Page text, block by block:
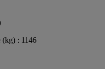
(kg) : 1146